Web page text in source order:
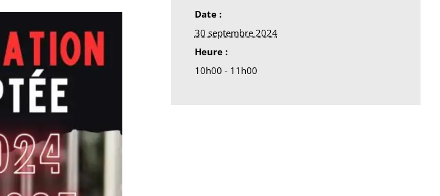
Date :
30 septembre 2024
Heure :
10h00 - 11h00